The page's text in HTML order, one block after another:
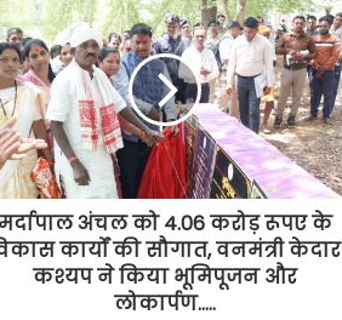
अंचल को 4.06 करोड़ रूपए के
कार्यों की सौगात, वनमंत्री केदार
कश्यप ने किया भूमिपूजन और
लोकार्पण…..